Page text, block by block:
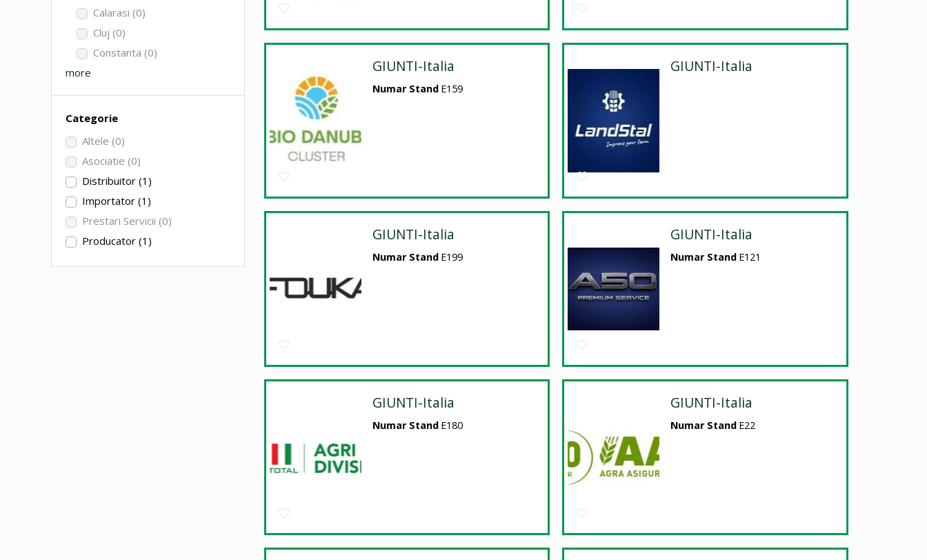
Calarasi (0)
Cluj (0)
Constanta (0)
more
Categorie
Altele (0)
Asociatie (0)
Distribuitor(1)
Importator(1)
Prestari Servicii (0)
Producator(1)
GIUNTI-Italia
Numar Stand E159
GIUNTI-Italia
GIUNTI-Italia
Numar Stand E199
GIUNTI-Italia
Numar Stand E121
GIUNTI-Italia
Numar Stand E180
GIUNTI-Italia
Numar Stand E22